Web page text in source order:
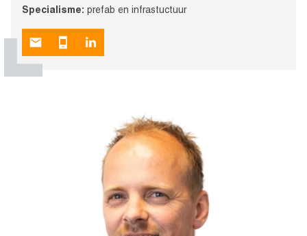
Specialisme: prefab en infrastuctuur